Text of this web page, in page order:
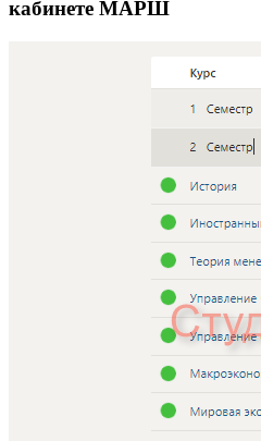
кабинете МАРШ